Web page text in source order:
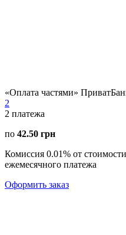
«Оплата частями»
2
2 платежа
по 42.50 грн
Комиссия 0.01% от
ежемесячного платежа
Оформить заказ